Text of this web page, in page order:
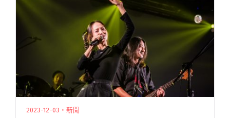
立新單曲〈LUCKY STAR〉 靈感來自過世的貓咪"
2023-12-03・新聞